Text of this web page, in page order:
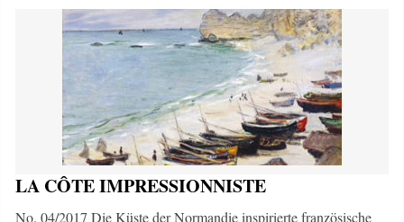
LA CÔTE IMPRESSIONNISTE
No. 04/2017 Die Küste der Normandie inspirierte französische